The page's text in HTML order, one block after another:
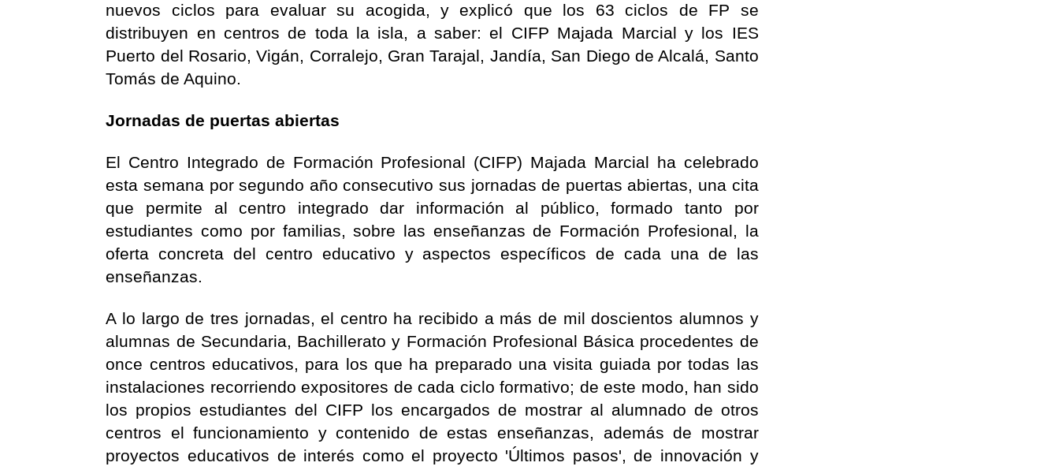
nuevos ciclos para evaluar su acogida, y explicó que los 63 ciclos de FP se
distribuyen en centros de toda la isla, a saber: el CIFP Majada Marcial y los IES
Puerto del Rosario, Vigán, Corralejo, Gran Tarajal, Jandía, San Diego de Alcalá, Santo
Tomás de Aquino.
Jornadas de puertas abiertas
El Centro Integrado de Formación Profesional (CIFP) Majada Marcial ha celebrado
esta semana por segundo año consecutivo sus jornadas de puertas abiertas, una cita
que permite al centro integrado dar información al público, formado tanto por
estudiantes como por familias, sobre las enseñanzas de Formación Profesional, la
oferta concreta del centro educativo y aspectos específicos de cada una de las
enseñanzas.
A lo largo de tres jornadas, el centro ha recibido a más de mil doscientos alumnos y
alumnas de Secundaria, Bachillerato y Formación Profesional Básica procedentes de
once centros educativos, para los que ha preparado una visita guiada por todas las
instalaciones recorriendo expositores de cada ciclo formativo; de este modo, han sido
los propios estudiantes del CIFP los encargados de mostrar al alumnado de otros
centros el funcionamiento y contenido de estas enseñanzas, además de mostrar
proyectos educativos de interés como el proyecto 'Últimos pasos', de innovación y